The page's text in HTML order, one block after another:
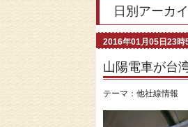
日別アーカ
2016年01月05日23時
山陽電車が台
テーマ： 他社線情報